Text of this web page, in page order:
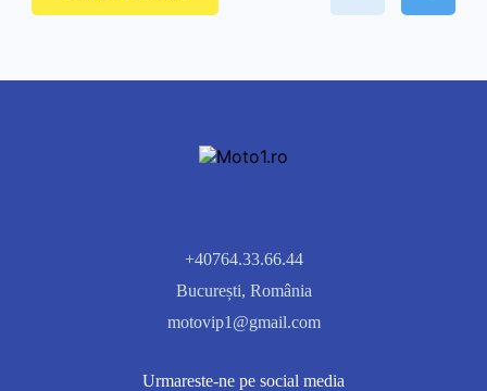
+40764.33.66.44
București, România
motovip1@gmail.com
Urmareste-ne pe social media